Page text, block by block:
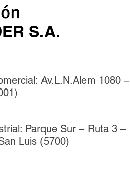
S.A.
Av.L.N.Alem 1080 –
Parque Sur – Ruta 3 –
Luis (5700)